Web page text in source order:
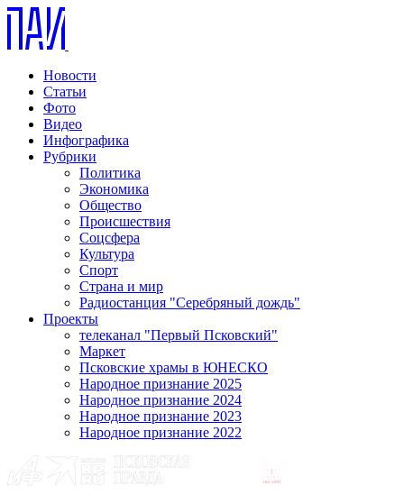
Новости
Статьи
Фото
Видео
Инфографика
Рубрики
Политика
Экономика
Общество
Происшествия
Соцсфера
Культура
Спорт
Страна и мир
Радиостанция "Серебряный дождь"
Проекты
телеканал "Первый Псковский"
Маркет
Псковские храмы в ЮНЕСКО
Народное признание 2025
Народное признание 2024
Народное признание 2023
Народное признание 2022